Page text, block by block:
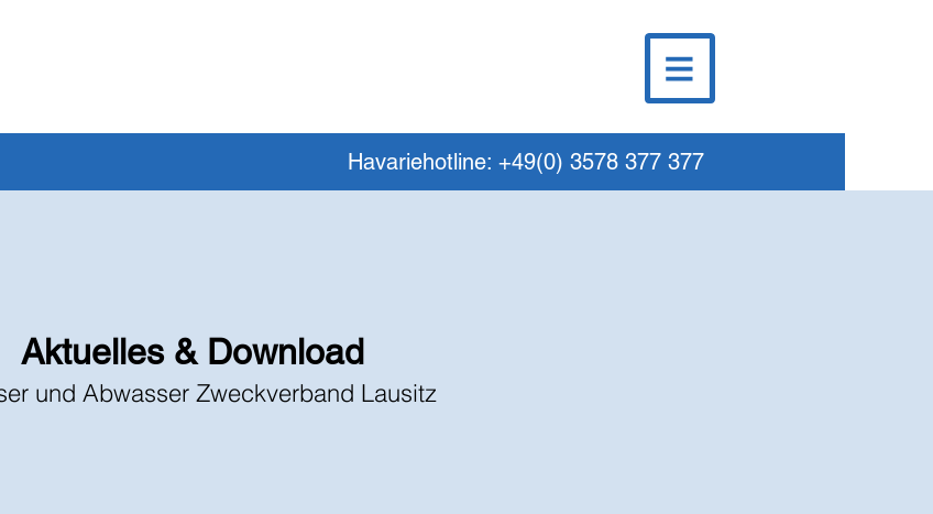
Havariehotline: +49(0) 3578 377 377
Aktuelles & Download
und Abwasser Zweckverband Lausitz